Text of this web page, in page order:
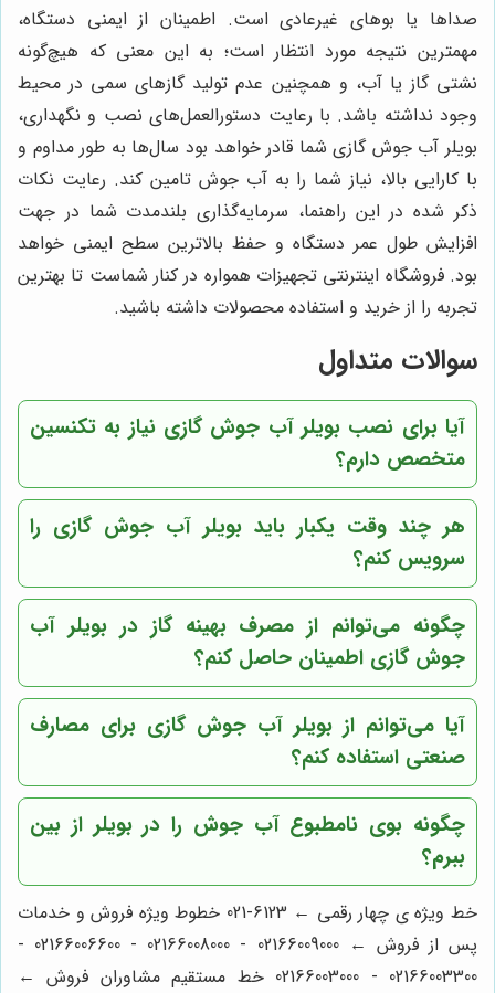
صداها یا بوهای غیرعادی است. اطمینان از ایمنی دستگاه،
مهمترین نتیجه مورد انتظار است؛ به این معنی که هیچ‌گونه
نشتی گاز یا آب، و همچنین عدم تولید گازهای سمی در محیط
وجود نداشته باشد. با رعایت دستورالعمل‌های نصب و نگهداری،
بویلر آب جوش گازی شما قادر خواهد بود سال‌ها به طور مداوم و
با کارایی بالا، نیاز شما را به آب جوش تامین کند. رعایت نکات
ذکر شده در این راهنما، سرمایه‌گذاری بلندمدت شما در جهت
افزایش طول عمر دستگاه و حفظ بالاترین سطح ایمنی خواهد
بود. فروشگاه اینترنتی تجهیزات همواره در کنار شماست تا بهترین
تجربه را از خرید و استفاده محصولات داشته باشید.
سوالات متداول
آیا برای نصب بویلر آب جوش گازی نیاز به تکنسین
متخصص دارم؟
هر چند وقت یکبار باید بویلر آب جوش گازی را
سرویس کنم؟
چگونه می‌توانم از مصرف بهینه گاز در بویلر آب
جوش گازی اطمینان حاصل کنم؟
آیا می‌توانم از بویلر آب جوش گازی برای مصارف
صنعتی استفاده کنم؟
چگونه بوی نامطبوع آب جوش را در بویلر از بین
ببرم؟
خط ویژه ی چهار رقمی ← 6123-021 خطوط ویژه فروش و خدمات
پس از فروش ← 02166009000 - 02166008000 - 02166006600 -
02166003300 - 02166003000 خط مستقیم مشاوران فروش ←